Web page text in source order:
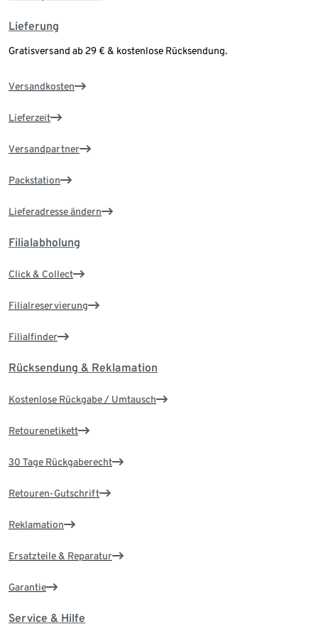
Lieferung
Gratisversand ab 29 € & kostenlose Rücksendung.
Versandkosten
Lieferzeit
Versandpartner
Packstation
Lieferadresse ändern
Filialabholung
Click & Collect
Filialreservierung
Filialfinder
Rücksendung & Reklamation
Kostenlose Rückgabe / Umtausch
Retourenetikett
30 Tage Rückgaberecht
Retouren-Gutschrift
Reklamation
Ersatzteile & Reparatur
Garantie
Service & Hilfe